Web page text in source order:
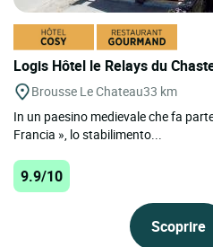
Logis Hôtel le Relays du
Brousse Le Chateau33 km
In un paesino medievale che fa
Francia », lo stabilimento...
9.9/10
Scoprire